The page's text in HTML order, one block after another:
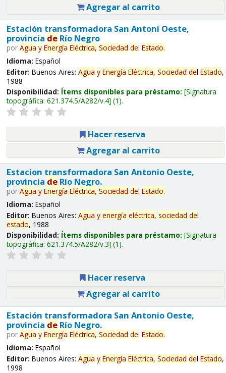
Agregar al carrito
Estación transformadora San Antoni Oeste,
provincia deRío Negro
por Agua y Energía Eléctrica, Sociedad del Estado.
Idioma: Español
Editor: Buenos Aires: Agua y Energía Eléctrica, Sociedad del Estado,
1988
Disponibilidad: Ítems disponibles para préstamo: Signatura
topográfica: 621.374.5/A282/v.4 (1).
Hacer reserva
Agregar al carrito
Estacion transformadora San Antonio Oeste,
provincia deRío Negro.
por Agua y Energía Eléctrica, Sociedad del Estado.
Idioma: Español
Editor: Buenos Aires: Agua y energía eléctrica, sociedad del
estado, 1988
Disponibilidad: Ítems disponibles para préstamo: Signatura
topográfica: 621.374.5/A282/v.3 (1).
Hacer reserva
Agregar al carrito
Estación transformadora San Antonio Oeste,
provincia deRío Negro.
por Agua y Energía Eléctrica, Sociedad del Estado.
Idioma: Español
Editor: Buenos Aires: Agua y Energía Eléctrica, Sociedad del Estado,
1998